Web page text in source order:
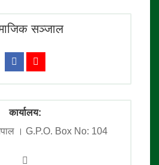
सञ्जाल
कार्यालय:
। G.P.O. Box No: 104